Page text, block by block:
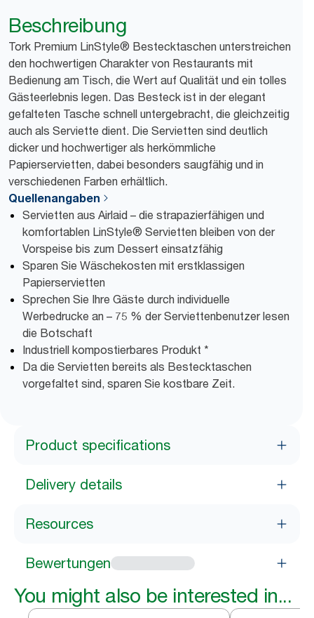
Beschreibung
Tork Premium LinStyle® Bestecktaschen unterstreichen
den hochwertigen Charakter von Restaurants mit
Bedienung am Tisch, die Wert auf Qualität und ein tolles
Gästeerlebnis legen. Das Besteck ist in der elegant
gefalteten Tasche schnell untergebracht, die gleichzeitig
auch als Serviette dient. Die Servietten sind deutlich
dicker und hochwertiger als herkömmliche
Papierservietten, dabei besonders saugfähig und in
verschiedenen Farben erhältlich.
Quellenangaben
Servietten aus Airlaid – die strapazierfähigen und
komfortablen LinStyle® Servietten bleiben von der
Vorspeise bis zum Dessert einsatzfähig
Sparen Sie Wäschekosten mit erstklassigen
Papierservietten
Sprechen Sie Ihre Gäste durch individuelle
Werbedrucke an – 75 % der Serviettenbenutzer lesen
die Botschaft
Industriell kompostierbares Produkt *
Da die Servietten bereits als Bestecktaschen
vorgefaltet sind, sparen Sie kostbare Zeit.
Product specifications
Delivery details
Resources
Bewertungen
You might also be interested in...